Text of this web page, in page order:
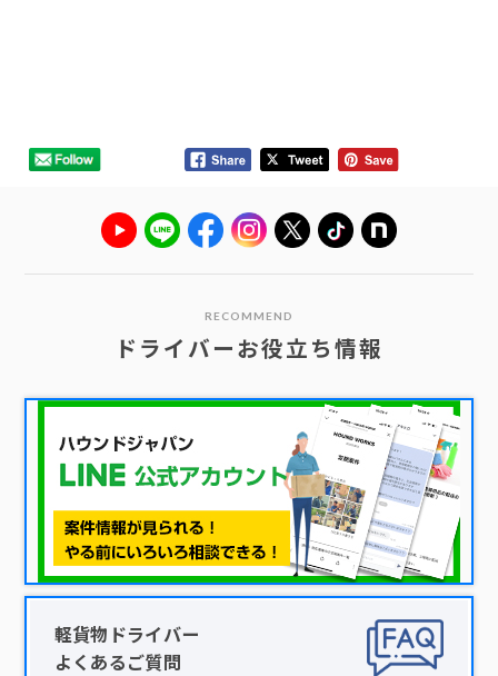
RECOMMEND
ドライバーお役立ち情報
軽貨物ドライバー
よくあるご質問